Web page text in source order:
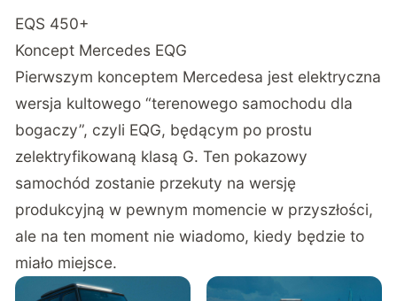
EQS 450+
Koncept Mercedes EQG
Pierwszym konceptem Mercedesa jest elektryczna
wersja kultowego “terenowego samochodu dla
bogaczy”, czyli EQG, będącym po prostu
zelektryfikowaną klasą G. Ten pokazowy
samochód zostanie przekuty na wersję
produkcyjną w pewnym momencie w przyszłości,
ale na ten moment nie wiadomo, kiedy będzie to
miało miejsce.